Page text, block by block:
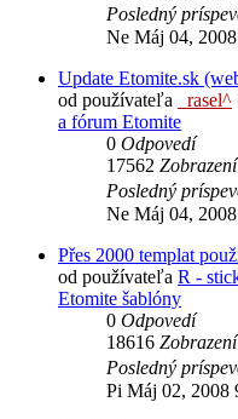
Posledný
Ne Máj 04,
Update Etomite.sk
od používateľa
_rasel^
a fórum Etomite
0 Odpovedí
17562 Zobrazení
Posledný
Ne Máj 04,
Přes 2000 templat
od používateľa R -
Etomite šablóny
0 Odpovedí
18616 Zobrazení
Posledný
Pi Máj 02, 2008